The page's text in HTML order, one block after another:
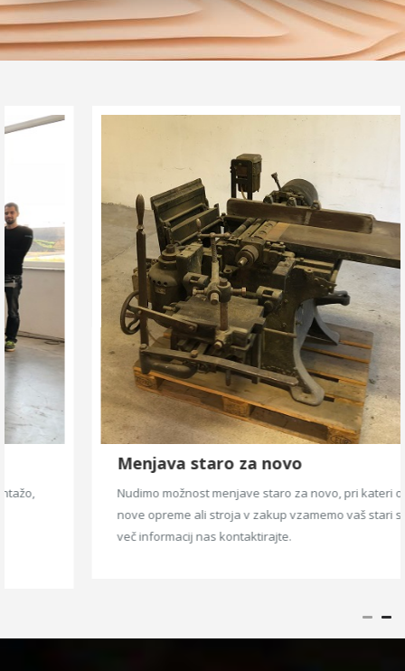
Menjava staro za novo
Nudimo možnost menjave staro za novo, pri kateri ob nakupu
nove opreme ali stroja v zakup vzamemo vaš stari stroj. Za
več informacij nas kontaktirajte.